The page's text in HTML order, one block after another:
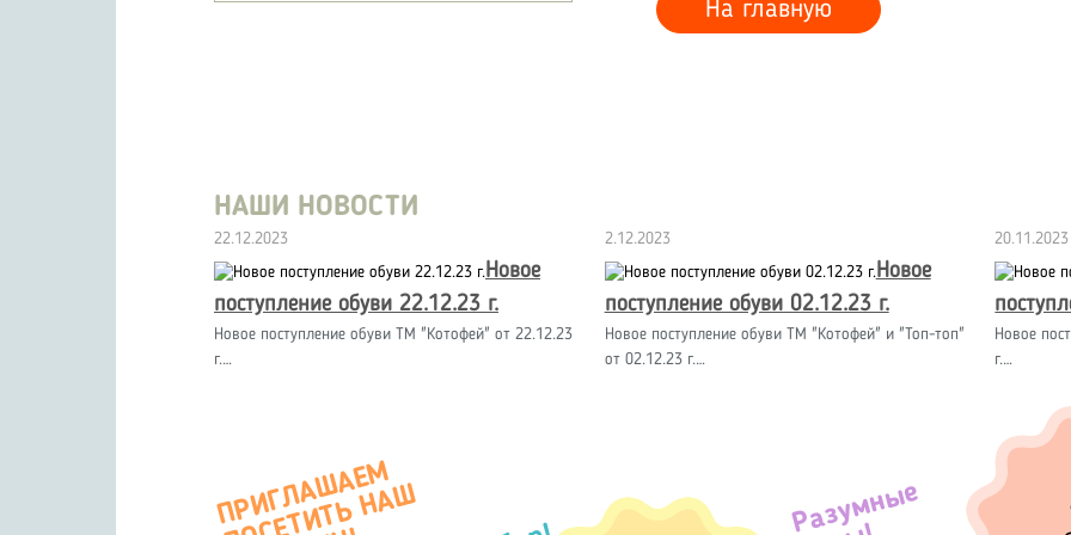
На главную
НАШИ НОВОСТИ
22.12.2023
Новое
поступление обуви 22.12.23 г.
Новое поступление обуви ТМ "Котофей" от 22.12.23
г.…
2.12.2023
Новое
поступление обуви 02.12.23 г.
Новое поступление обуви ТМ "Котофей" и "Топ-топ"
от 02.12.23 г.…
20.11.2023
Новое
г.…
П
Р
И
Г
А
Ш
А
Е
М
О
С
Е
Т
И
Т
Ь
Н
А
М
А
Г
А
З
И Разумные